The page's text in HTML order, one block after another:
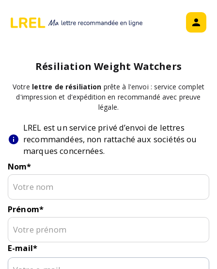
Résiliation Weight Watchers
Votre lettre de résiliation prête à l'envoi : service complet
d'impression et d'expédition en recommandé avec preuve
légale.
LREL est un service privé d’envoi de lettres
recommandées, non rattaché aux sociétés ou
marques concernées.
Nom*
Prénom*
E-mail*